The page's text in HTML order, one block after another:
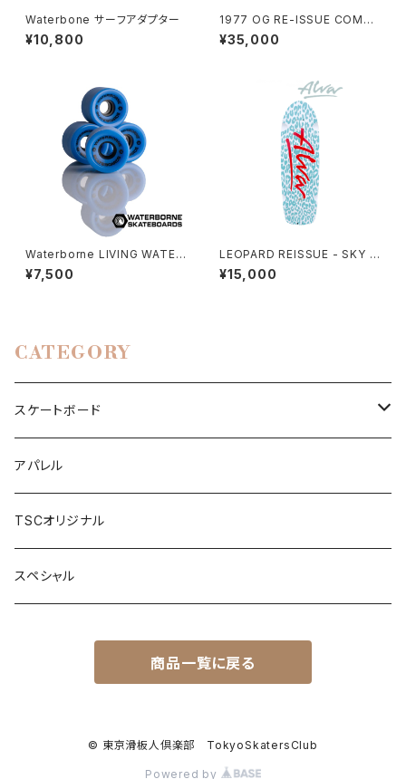
Waterbone サーフアダプター
¥10,800
1977 OG RE-ISSUE COMPL
ETE
¥35,000
Waterborne LIVING WATER
SURFSKATE WHEELS サーフ
スケートウィール
¥7,500
LEOPARD REISSUE - SKY B
LUE & WHITE
¥15,000
CATEGORY
スケートボード
コンプリート
Waterbone
LANDYACHTZ
パーツ
デッキ
ツール
アパレル
TSCオリジナル
スペシャル
商品一覧に戻る
© 東京滑板人倶楽部 TokyoSkatersClub
Powered by